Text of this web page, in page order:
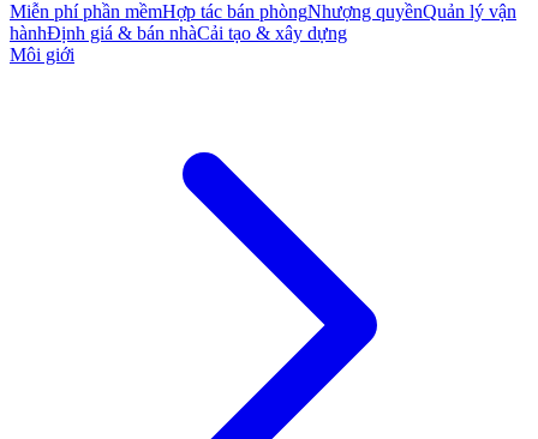
Miễn phí phần mềmHợp tác bán phòngNhượng quyềnQuản lý vận
hànhĐịnh giá & bán nhàCải tạo & xây dựng
Môi giới